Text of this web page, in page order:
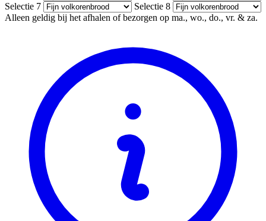
Selectie 7
Selectie 8
Alleen geldig bij het afhalen of bezorgen op ma., wo., do., vr. & za.